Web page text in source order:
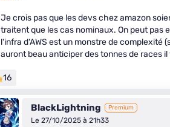
Je crois pas que les devs chez amazon
traitent que les cas nominaux. On peut
l'infra d'AWS est un monstre de complexité
auront beau anticiper des tonnes de races
16
BlackLightning Premium
Le 27/10/2025 à 21h33